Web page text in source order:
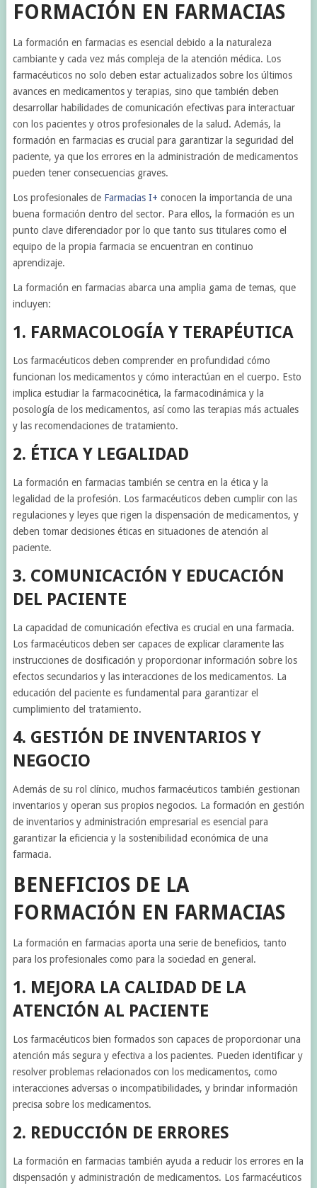
FORMACIÓN EN FARMACIAS
La formación en farmacias es esencial debido a la naturaleza
cambiante y cada vez más compleja de la atención médica. Los
farmacéuticos no solo deben estar actualizados sobre los últimos
avances en medicamentos y terapias, sino que también deben
desarrollar habilidades de comunicación efectivas para interactuar
con los pacientes y otros profesionales de la salud. Además, la
formación en farmacias es crucial para garantizar la seguridad del
paciente, ya que los errores en la administración de medicamentos
pueden tener consecuencias graves.
Los profesionales de Farmacias I+ conocen la importancia de una
buena formación dentro del sector. Para ellos, la formación es un
punto clave diferenciador por lo que tanto sus titulares como el
equipo de la propia farmacia se encuentran en continuo
aprendizaje.
La formación en farmacias abarca una amplia gama de temas, que
incluyen:
1. FARMACOLOGÍA Y TERAPÉUTICA
Los farmacéuticos deben comprender en profundidad cómo
funcionan los medicamentos y cómo interactúan en el cuerpo. Esto
implica estudiar la farmacocinética, la farmacodinámica y la
posología de los medicamentos, así como las terapias más actuales
y las recomendaciones de tratamiento.
2. ÉTICA Y LEGALIDAD
La formación en farmacias también se centra en la ética y la
legalidad de la profesión. Los farmacéuticos deben cumplir con las
regulaciones y leyes que rigen la dispensación de medicamentos, y
deben tomar decisiones éticas en situaciones de atención al
paciente.
3. COMUNICACIÓN Y EDUCACIÓN
DEL PACIENTE
La capacidad de comunicación efectiva es crucial en una farmacia.
Los farmacéuticos deben ser capaces de explicar claramente las
instrucciones de dosificación y proporcionar información sobre los
efectos secundarios y las interacciones de los medicamentos. La
educación del paciente es fundamental para garantizar el
cumplimiento del tratamiento.
4. GESTIÓN DE INVENTARIOS Y
NEGOCIO
Además de su rol clínico, muchos farmacéuticos también gestionan
inventarios y operan sus propios negocios. La formación en gestión
de inventarios y administración empresarial es esencial para
garantizar la eficiencia y la sostenibilidad económica de una
farmacia.
BENEFICIOS DE LA
FORMACIÓN EN FARMACIAS
La formación en farmacias aporta una serie de beneficios, tanto
para los profesionales como para la sociedad en general.
1. MEJORA LA CALIDAD DE LA
ATENCIÓN AL PACIENTE
Los farmacéuticos bien formados son capaces de proporcionar una
atención más segura y efectiva a los pacientes. Pueden identificar y
resolver problemas relacionados con los medicamentos, como
interacciones adversas o incompatibilidades, y brindar información
precisa sobre los medicamentos.
2. REDUCCIÓN DE ERRORES
La formación en farmacias también ayuda a reducir los errores en la
dispensación y administración de medicamentos. Los farmacéuticos